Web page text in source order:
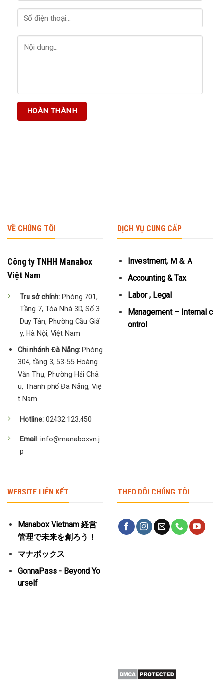
VỀ CHÚNG TÔI
Công ty TNHH Manabox
Việt Nam
Trụ sở chính: Phòng 701,
Tầng 7, Tòa Nhà 3D, Số 3
Duy Tân, Phường Cầu Giấ
y, Hà Nội, Việt Nam
Chi nhánh Đà Nẵng:Phòng
304, tầng 3, 53-55 Hoàng
Văn Thụ, Phường Hải Châ
u, Thành phố Đà Nẵng, Việ
t Nam
Hotline: 02432.123.450
Email: info@manaboxvn.j
p
DỊCH VỤ CUNG CẤP
Investment, Ｍ＆Ａ
Accounting & Tax
Labor , Legal
Management – Internal c
ontrol
WEBSITE LIÊN KẾT
Manabox Vietnam 経営
管理で未来を創ろう！
マナボックス
GonnaPass - Beyond Yo
urself
THEO DÕI CHÚNG TÔI